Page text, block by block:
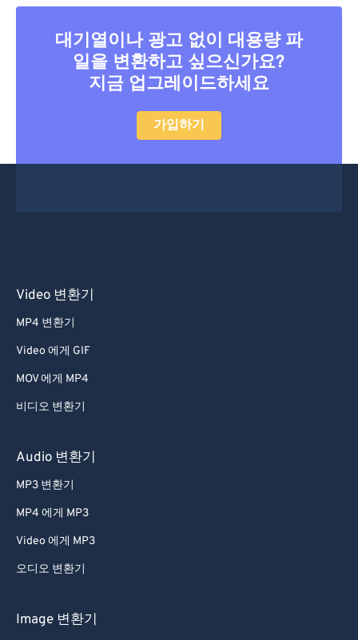
대기열이나 광고 없이 대용량 파
일을 변환하고 싶으신가요?
지금 업그레이드하세요
가입하기
Video 변환기
MP4 변환기
Video 에게 GIF
MOV 에게 MP4
비디오 변환기
Audio 변환기
MP3 변환기
MP4 에게 MP3
Video 에게 MP3
오디오 변환기
Image 변환기